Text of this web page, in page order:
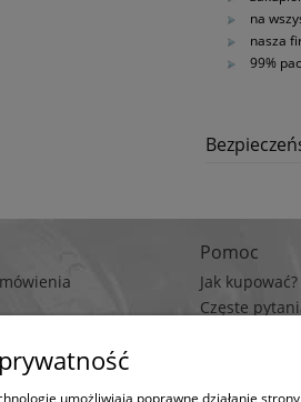
na
nasza
99%
Pomoc
Jak kupować?
Częste
umożliwiają poprawne działanie